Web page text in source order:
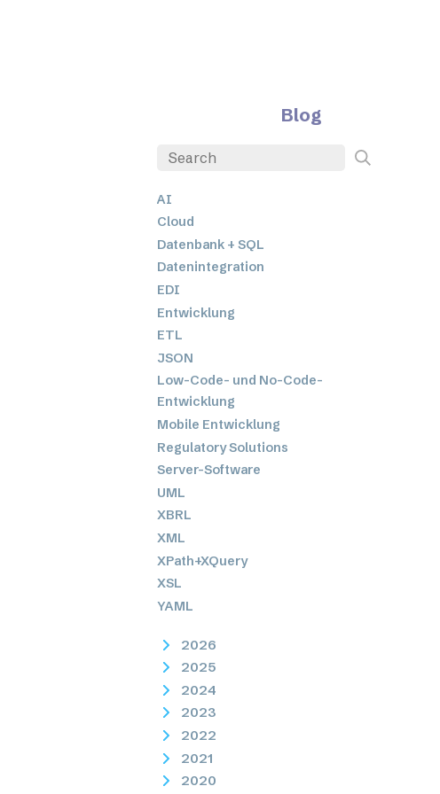
Blog
AI
Cloud
Datenbank + SQL
Datenintegration
EDI
Entwicklung
ETL
JSON
Low-Code- und No-Code-
Entwicklung
Mobile Entwicklung
Regulatory Solutions
Server-Software
UML
XBRL
XML
XPath+XQuery
XSL
YAML
2026
2025
2024
2023
2022
2021
2020